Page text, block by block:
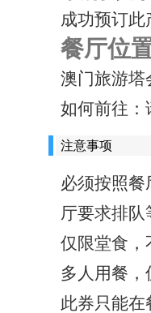
成功预订
餐厅位
澳门旅游塔
如何前往：
注意事项
必须按照
厅要求排队
仅限堂食，
多人用餐
此券只能在